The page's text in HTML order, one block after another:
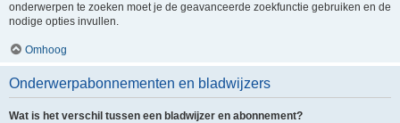
onderwerpen te zoeken moet je de geavanceerde zoekfunctie gebruiken en de
nodige opties invullen.
Omhoog
Onderwerpabonnementen en bladwijzers
Wat is het verschil tussen een bladwijzer en abonnement?